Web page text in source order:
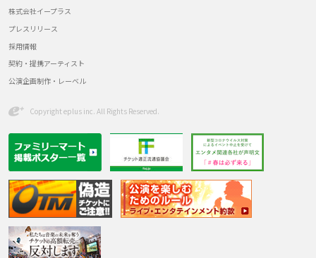
株式会社イープラス
プレスリリース
採用情報
契約・提携アーティスト
公演企画制作・レーベル
Copyright eplus inc. All Rights Reserved.